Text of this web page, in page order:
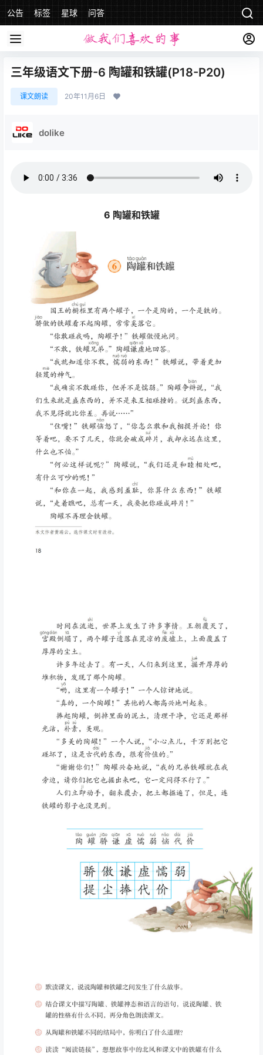
公告 标签 星球 问答
三年级语文下册-6 陶罐和铁罐(P18-P20)
课文朗读 20年11月6日
dolike
6 陶罐和铁罐